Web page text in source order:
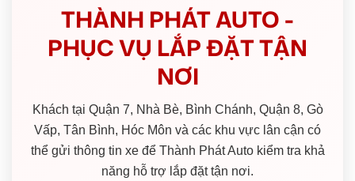
THÀNH PHÁT AUTO -
PHỤC VỤ LẮP ĐẶT TẬN
NƠI
Khách tại Quận 7, Nhà Bè, Bình Chánh, Quận 8, Gò
Vấp, Tân Bình, Hóc Môn và các khu vực lân cận có
thể gửi thông tin xe để Thành Phát Auto kiểm tra khả
năng hỗ trợ lắp đặt tận nơi.